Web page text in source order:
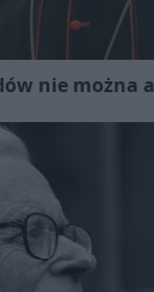
nie można